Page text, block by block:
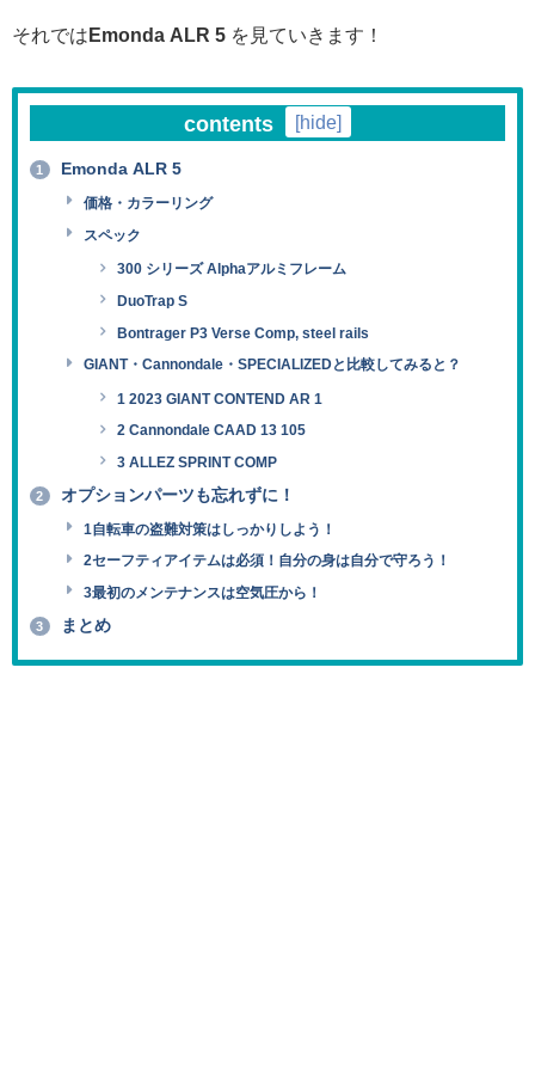
それでは Emonda ALR 5 を見ていきます！
contents [hide]
1 Emonda ALR 5
価格・カラーリング
スペック
300 シリーズ Alphaアルミフレーム
DuoTrap S
Bontrager P3 Verse Comp, steel rails
GIANT・Cannondale・SPECIALIZEDと比較してみると？
1 2023 GIANT CONTEND AR 1
2 Cannondale CAAD 13 105
3 ALLEZ SPRINT COMP
2 オプションパーツも忘れずに！
1自転車の盗難対策はしっかりしよう！
2セーフティアイテムは必須！自分の身は自分で守ろう！
3最初のメンテナンスは空気圧から！
3 まとめ